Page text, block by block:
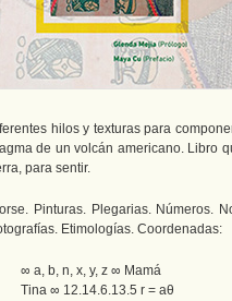
hilos y texturas para
de un volcán americano. Libro
para sentir.
Pinturas. Plegarias. Números.
Etimologías. Coordenadas:
∞ a, b, n, x, y, z ∞ Mamá
Tina ∞ 12.14.6.13.5 r = aθ